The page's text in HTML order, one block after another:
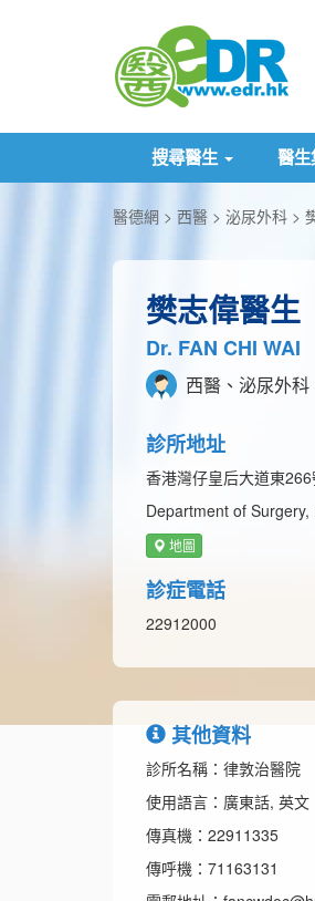
搜尋醫生 醫
醫德網 西醫 泌尿外科
樊志偉醫生
Dr. FAN CHI WAI
西醫、泌尿外
診所地址
香港灣仔皇后大道東
Department of
地圖
診症電話
22912000
其他資料
診所名稱：律敦治醫院
使用語言：廣東話, 英文
傳真機：22911335
傳呼機：71163131